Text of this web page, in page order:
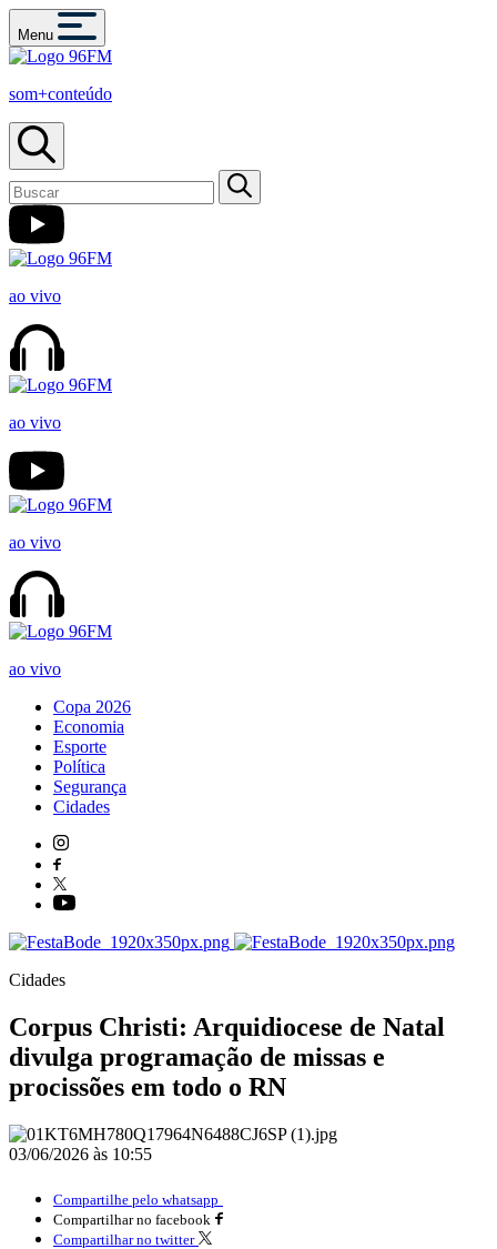
Menu
som+conteúdo
ao vivo
ao vivo
ao vivo
ao vivo
Copa 2026
Economia
Esporte
Política
Segurança
Cidades
Cidades
Corpus Christi: Arquidiocese de Natal
divulga programação de missas e
procissões em todo o RN
03/06/2026 às 10:55
Compartilhe pelo whatsapp
Compartilhar no facebook
Compartilhar no twitter